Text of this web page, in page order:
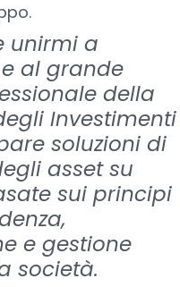
unirmi a
al grande
della
Investimenti
soluzioni di
asset su
sui principi
e gestione
società.